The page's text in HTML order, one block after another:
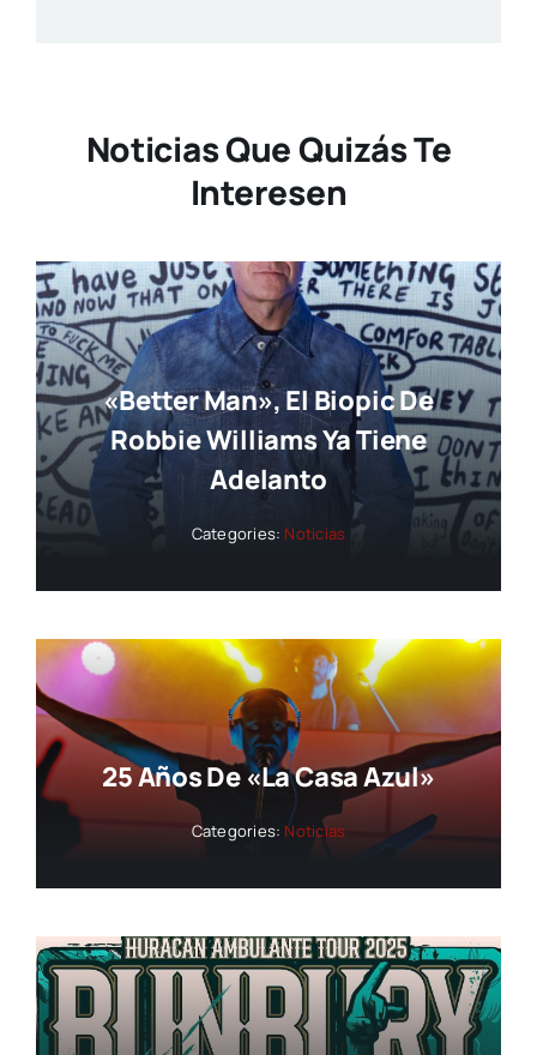
Noticias Que Quizás Te
Interesen
«Better Man», El Biopic De
Robbie Williams Ya Tiene
Adelanto
Categories: Noticias
25 Años De «La Casa Azul»
Categories: Noticias